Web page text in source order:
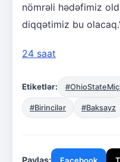
nömrəli hədəfimiz
diqqətimiz bu
24 saat
Etiketlər:
#Birincilər #Baksayz
Paylaş: